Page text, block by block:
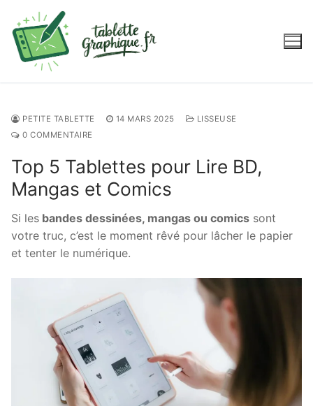
contenu
PETITE TABLETTE 14 MARS 2025
LISSEUSE
0 COMMENTAIRE
Top 5 Tablettes pour Lire BD,
Mangas et Comics
Si les bandes dessinées, mangas ou comics sont
votre truc, c’est le moment rêvé pour lâcher le papier
et tenter le numérique.